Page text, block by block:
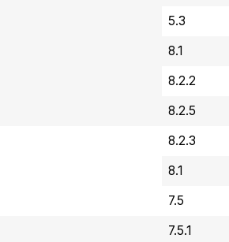
5.3
8.1
8.2.2
8.2.5
8.2.3
8.1
7.5
7.5.1